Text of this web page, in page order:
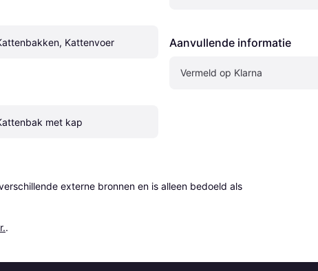
Kattenvoer
met kap
Aanvullende informatie
Vermeld op Klarna
externe bronnen en is alleen bedoeld als
.